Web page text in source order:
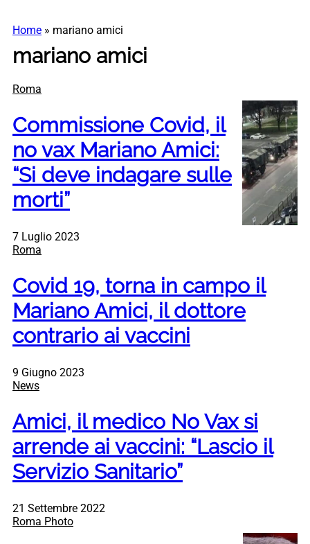
Home » mariano amici
mariano amici
Roma
Commissione Covid, il
no vax Mariano Amici:
“Si deve indagare sulle
morti”
7 Luglio 2023
Roma
Covid 19, torna in campo il
Mariano Amici, il dottore
contrario ai vaccini
9 Giugno 2023
News
Amici, il medico No Vax si
arrende ai vaccini: “Lascio il
Servizio Sanitario”
21 Settembre 2022
Roma Photo